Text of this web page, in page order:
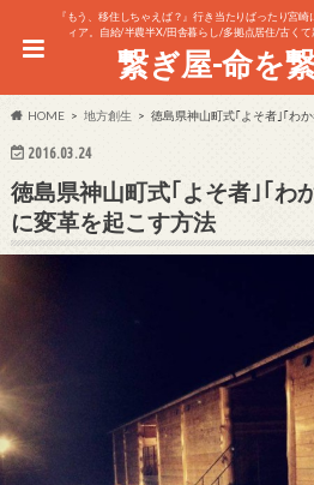
『もう、移住しちゃえば？』行き当たりばったり宮
ィア。自給/半農半X/田舎暮らし/多拠点居住/古くて
繋ぎ屋-命を
HOME 地方創生 徳島県神山町式｢よそ者｣｢わ
2016.03.24
徳島県神山町式｢よそ者｣｢わ
に変革を起こす方法